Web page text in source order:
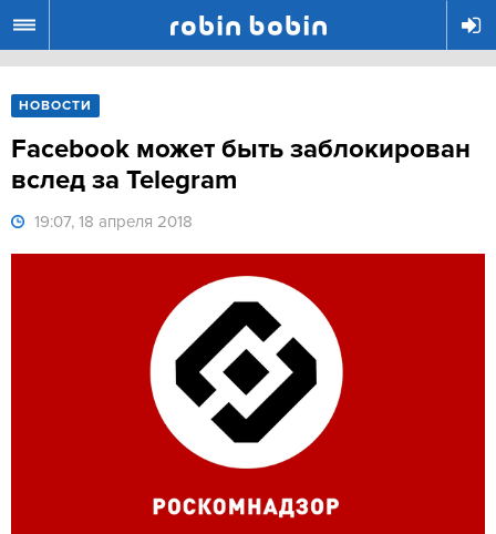
НОВОСТИ
Facebook может быть заблокирован
вслед за Telegram
19:07, 18 апреля 2018